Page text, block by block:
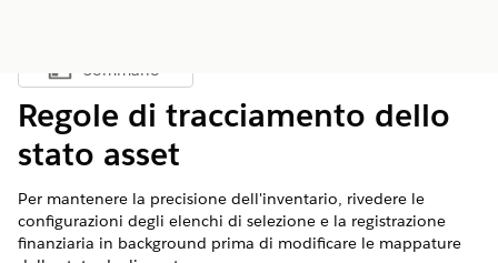
Mostra sommario
Sommario
Regole di tracciamento dello
stato asset
Per mantenere la precisione dell'inventario, rivedere le
configurazioni degli elenchi di selezione e la registrazione
finanziaria in background prima di modificare le mappature